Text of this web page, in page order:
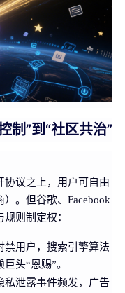
制”到“社区共治”
协议之上，用户可自由
。但谷歌、Facebook
则制定权：
禁用户，搜索引擎算法
头“恩赐”。
私泄露事件频发，广告